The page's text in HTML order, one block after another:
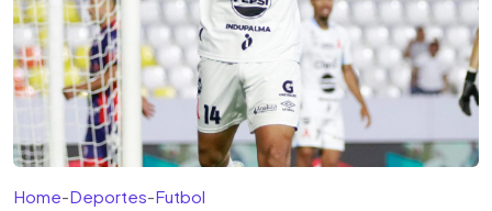
Home-Deportes-Futbol